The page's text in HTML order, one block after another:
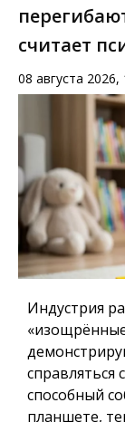
считает
08 августа 2026,
Индустрия
справляться
способный
планшете,